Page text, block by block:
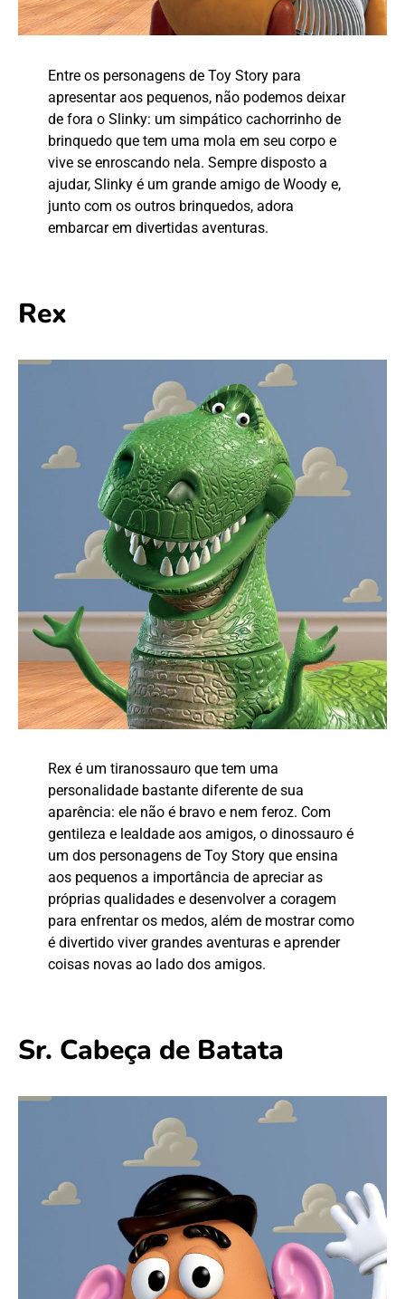
Entre os personagens de Toy Story para
apresentar aos pequenos, não podemos deixar
de fora o Slinky: um simpático cachorrinho de
brinquedo que tem uma mola em seu corpo e
vive se enroscando nela. Sempre disposto a
ajudar, Slinky é um grande amigo de Woody e,
junto com os outros brinquedos, adora
embarcar em divertidas aventuras.
Rex
Rex é um tiranossauro que tem uma
personalidade bastante diferente de sua
aparência: ele não é bravo e nem feroz. Com
gentileza e lealdade aos amigos, o dinossauro é
um dos personagens de Toy Story que ensina
aos pequenos a importância de apreciar as
próprias qualidades e desenvolver a coragem
para enfrentar os medos, além de mostrar como
é divertido viver grandes aventuras e aprender
coisas novas ao lado dos amigos.
Sr. Cabeça de Batata